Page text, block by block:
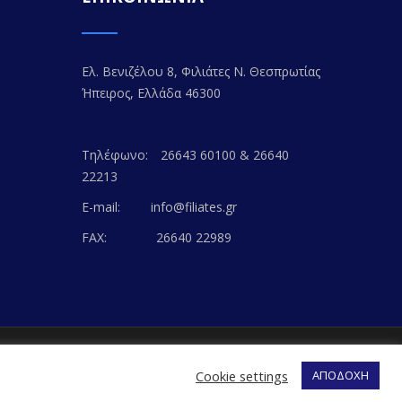
Ελ. Βενιζέλου 8, Φιλιάτες Ν. Θεσπρωτίας
Ήπειρος, Ελλάδα 46300
Τηλέφωνο:
26643 60100 & 26640
22213
E-mail:
info@filiates.gr
FAX:
26640 22989
Cookie settings ΑΠΟΔΟΧΗ